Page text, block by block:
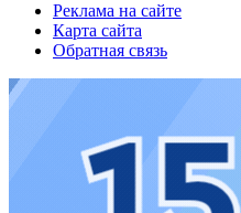
Реклама на сайте
Карта сайта
Обратная связь